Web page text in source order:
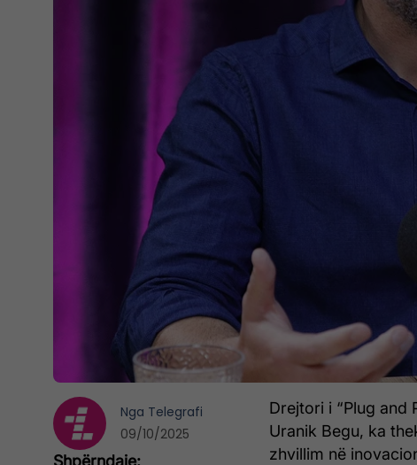
Drejtori i “Plug and
Uranik Begu, ka
zhvillim në
Nga Telegrafi
09/10/2025